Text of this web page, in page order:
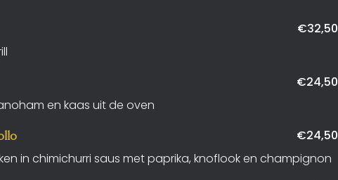
€32,50
€24,50
en kaas uit de oven
€24,50
in chimichurri saus met paprika, knoflook en champignon